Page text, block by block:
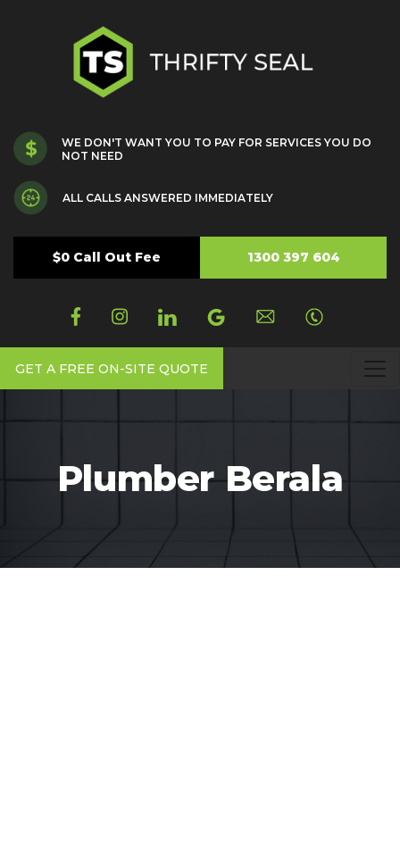
WE DON'T WANT YOU TO PAY FOR SERVICES YOU DO
NOT NEED
ALL CALLS ANSWERED IMMEDIATELY
$0 Call Out Fee 1300 397 604
GET A FREE ON-SITE QUOTE
Plumber Berala